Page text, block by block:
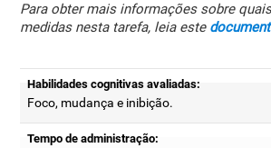
Para obter mais informações sobre
medidas nesta tarefa, leia este
Habilidades cognitivas avaliadas:
Foco, mudança e inibição.
Tempo de administração: